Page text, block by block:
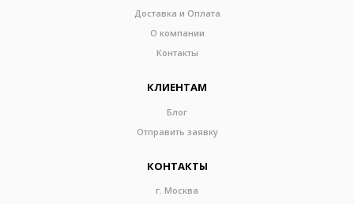
Доставка и Оплата
О компании
Контакты
КЛИЕНТАМ
Блог
Отправить заявку
КОНТАКТЫ
г. Москва